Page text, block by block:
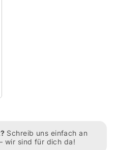
Schreib uns einfach an
wir sind für dich da!